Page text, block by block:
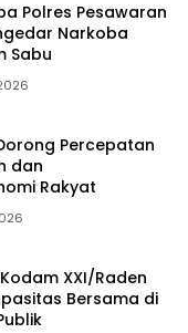
Polres Pesawaran
Narkoba
Sabu
Percepatan
dan
Rakyat
XXI/Raden
Bersama di